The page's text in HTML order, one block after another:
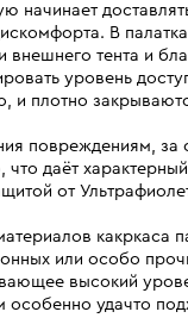
начинает
В
тента и
уровень
плотно
повреждениям, за
даёт
от
какркаса
или особо
высокий
удачто